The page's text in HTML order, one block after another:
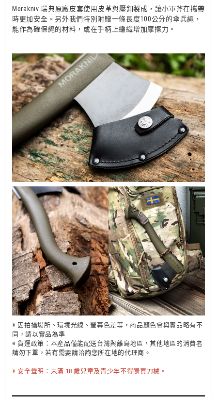
Morakniv 瑞典原廠皮套使用皮革與壓釦製成，讓小軍斧在攜帶
時更加安全。另外我們特別附贈一條長度100公分的傘兵繩，
能作為確保繩的材料，或在手柄上編織增加摩擦力。
※ 因拍攝場所、環境光線、螢幕色差等，商品顏色會與實品略有不
同，請以實品為準
※ 貨運政策：本產品僅能配送台灣與離島地區，其他地區的消費者
請勿下單，若有需要請洽詢您所在地的代理商。
※ 安全聲明：未滿 18 歲兒童及青少年不得購買刀械。